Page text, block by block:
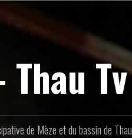
Thau Tv
de Mèze et du bassin de Thau